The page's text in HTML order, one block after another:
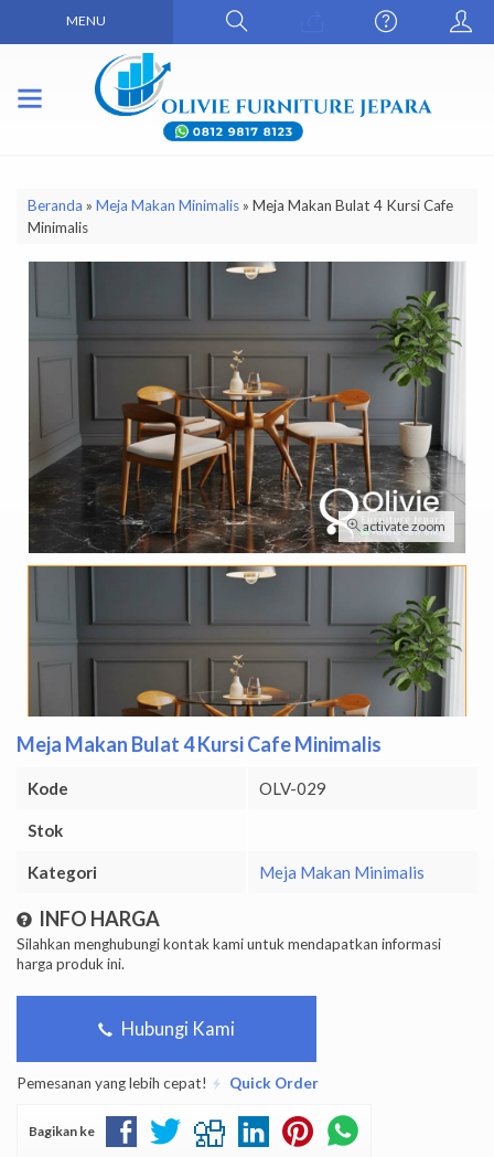
MENU
Beranda » Meja Makan Minimalis» Meja Makan Bulat 4 Kursi Cafe
Minimalis
activate zoom
Meja Makan Bulat 4 Kursi Cafe Minimalis
Kode OLV-029
Stok
Kategori Meja Makan Minimalis
INFO HARGA
Silahkan menghubungi kontak kami untuk mendapatkan informasi
harga produk ini.
Hubungi Kami
Pemesanan yang lebih cepat! Quick Order
Bagikan ke